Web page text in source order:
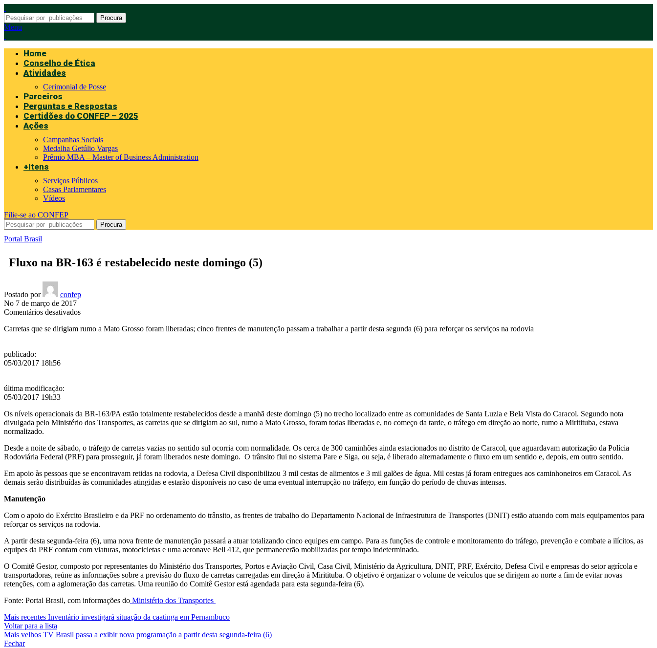
Procura
Menu
Home
Conselho de Ética
Atividades
Cerimonial de Posse
Parceiros
Perguntas e Respostas
Certidões do CONFEP – 2025
Ações
Campanhas Sociais
Medalha Getúlio Vargas
Prêmio MBA – Master of Business Administration
+Itens
Serviços Públicos
Casas Parlamentares
Vídeos
Filie-se ao CONFEP
Procura
Portal Brasil
Fluxo na BR-163 é restabelecido neste domingo (5)
Postado por
confep
No 7 de março de 2017
Comentários desativadosem
na
Carretas que se dirigiam rumo a Mato Grosso foram liberadas; cinco frentes de manutenção passam a trabalhar a partir desta segunda (6) para reforçar os serviços na rodovia
publicado:
05/03/2017 18h56
última modificação:
05/03/2017 19h33
Os níveis operacionais da BR-163/PA estão totalmente restabelecidos desde a manhã deste domingo (5) no trecho localizado entre as comunidades de Santa Luzia e Bela Vista do Caracol. Segundo nota
divulgada pelo Ministério dos Transportes, as carretas que se dirigiam ao sul, rumo a Mato Grosso, foram todas liberadas e, no começo da tarde, o tráfego em direção ao norte, rumo a Miritituba, estava
normalizado.
Desde a noite de sábado, o tráfego de carretas vazias no sentido sul ocorria com normalidade. Os cerca de 300 caminhões ainda estacionados no distrito de Caracol, que aguardavam autorização da Polícia
Rodoviária Federal (PRF) para prosseguir, já foram liberados neste domingo. O trânsito flui no sistema Pare e Siga, ou seja, é liberado alternadamente o fluxo em um sentido e, depois, em outro sentido.
Em apoio às pessoas que se encontravam retidas na rodovia, a Defesa Civil disponibilizou 3 mil cestas de alimentos e 3 mil galões de água. Mil cestas já foram entregues aos caminhoneiros em Caracol. As
demais serão distribuídas às comunidades atingidas e estarão disponíveis no caso de uma eventual interrupção no tráfego, em função do período de chuvas intensas.
Manutenção
Com o apoio do Exército Brasileiro e da PRF no ordenamento do trânsito, as frentes de trabalho do Departamento Nacional de Infraestrutura de Transportes (DNIT) estão atuando com mais equipamentos para
reforçar os serviços na rodovia.
A partir desta segunda-feira (6), uma nova frente de manutenção passará a atuar totalizando cinco equipes em campo. Para as funções de controle e monitoramento do tráfego, prevenção e combate a ilícitos, as
equipes da PRF contam com viaturas, motocicletas e uma aeronave Bell 412, que permanecerão mobilizadas por tempo indeterminado.
O Comitê Gestor, composto por representantes do Ministério dos Transportes, Portos e Aviação Civil, Casa Civil, Ministério da Agricultura, DNIT, PRF, Exército, Defesa Civil e empresas do setor agrícola e
transportadoras, reúne as informações sobre a previsão do fluxo de carretas carregadas em direção à Miritituba. O objetivo é organizar o volume de veículos que se dirigem ao norte a fim de evitar novas
retenções, com a aglomeração das carretas. Uma reunião do Comitê Gestor está agendada para esta segunda-feira (6).
Fonte: Portal Brasil, com informações do Ministério dos Transportes
Mais recentes Inventário investigará situação da caatinga em Pernambuco
Voltar para a lista
Mais velhos TV Brasil passa a exibir nova programação a partir desta segunda-feira (6)
Fechar